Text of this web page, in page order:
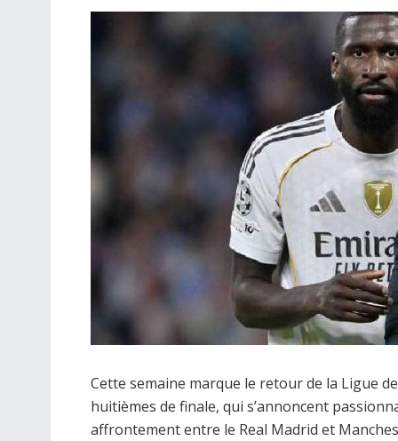
Cette semaine marque le retour de la Ligue
huitièmes de finale, qui s’annoncent
affrontement entre le Real Madrid et